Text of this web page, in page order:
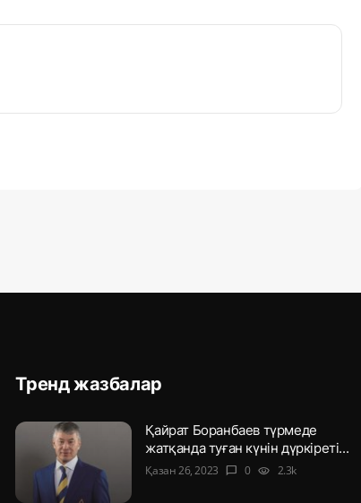
Тренд жазбалар
Қайрат Боранбаев түрмеде
жатқанда туған күнін дүркіреті...
Қазан 26, 2023 chat_bubble 0 visibility 2.3k